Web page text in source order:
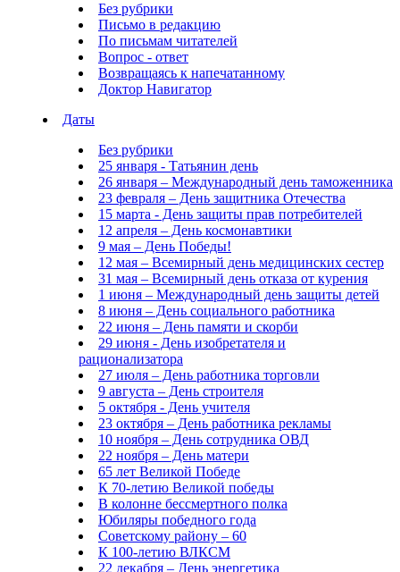
Без рубрики
Письмо в редакцию
По письмам читателей
Вопрос - ответ
Возвращаясь к напечатанному
Доктор Навигатор
Даты
Без рубрики
25 января - Татьянин день
26 января – Международный день таможенника
23 февраля – День защитника Отечества
15 марта - День защиты прав потребителей
12 апреля – День космонавтики
9 мая – День Победы!
12 мая – Всемирный день медицинских сестер
31 мая – Всемирный день отказа от курения
1 июня – Международный день защиты детей
8 июня – День социального работника
22 июня – День памяти и скорби
29 июня - День изобретателя и
рационализатора
27 июля – День работника торговли
9 августа – День строителя
5 октября - День учителя
23 октября – День работника рекламы
10 ноября – День сотрудника ОВД
22 ноября – День матери
65 лет Великой Победе
К 70-летию Великой победы
В колонне бессмертного полка
Юбиляры победного года
Советскому району – 60
К 100-летию ВЛКСМ
22 декабря – День энергетика